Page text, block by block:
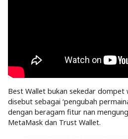
Best Wallet bukan sekedar dompet
disebut sebagai ‘pengubah
dengan beragam fitur nan
MetaMask dan Trust Wallet.